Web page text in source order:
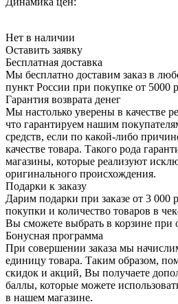
Нет в наличии
Оставить заявку
Бесплатная доставка
Мы бесплатно доставим заказ в
пункт России при покупке от 5000
Гарантия возврата денег
Мы настолько уверены в качестве
что гарантируем нашим
средств, если по какой-либо
качестве товара. Такого рода
магазины, которые реализуют
оригинального происхождения.
Подарки к заказу
Дарим подарки при заказе от 3 000
покупки и количество товаров в
Вы сможете выбрать в корзине при
Бонусная программа
При совершении заказа мы
единицу товара. Таким образом,
скидок и акций, Вы получаете
баллы, которые можете
в нашем магазине.